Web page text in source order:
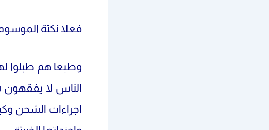
فعلا نكتة الموسوم
وطبعا هم طبلوا
الناس لا يفقهون
اجراءات الشحن